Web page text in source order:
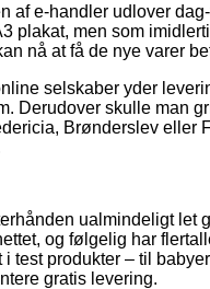
af e-handler udlover
plakat, men som
nå at få de nye varer
selskaber yder
Derudover skulle man
Brønderslev eller
ualmindeligt let
og følgelig har
i test produkter – til
gratis levering.